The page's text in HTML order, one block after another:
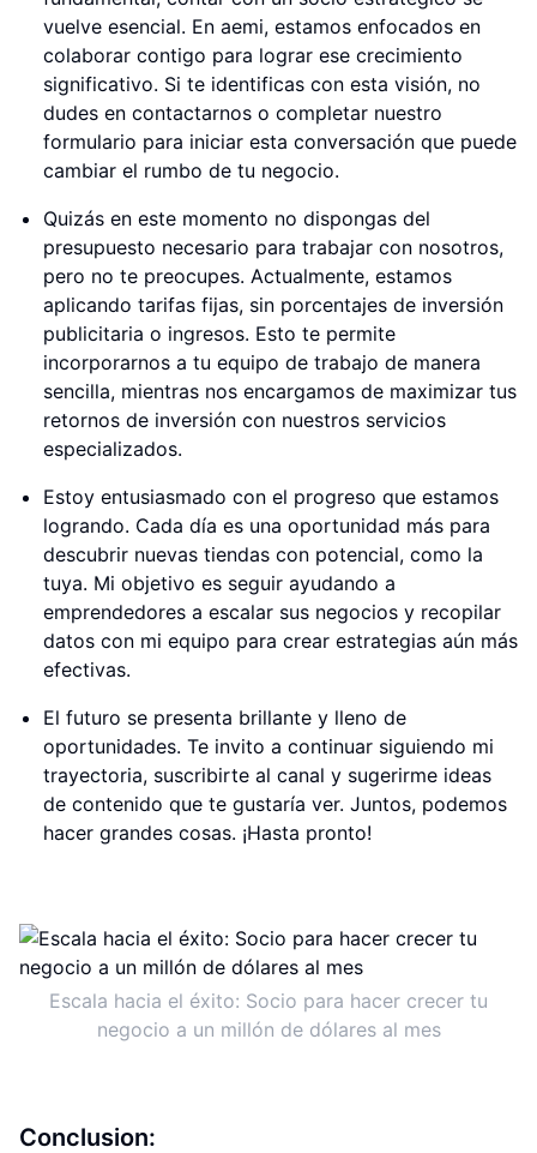
vuelve esencial. En aemi, estamos enfocados en
colaborar contigo para lograr ese crecimiento
significativo. Si te identificas con esta visión, no
dudes en contactarnos o completar nuestro
formulario para iniciar esta conversación que puede
cambiar el rumbo de tu negocio.
Quizás en este momento no dispongas del
presupuesto necesario para trabajar con nosotros,
pero no te preocupes. Actualmente, estamos
aplicando tarifas fijas, sin porcentajes de inversión
publicitaria o ingresos. Esto te permite
incorporarnos a tu equipo de trabajo de manera
sencilla, mientras nos encargamos de maximizar tus
retornos de inversión con nuestros servicios
especializados.
Estoy entusiasmado con el progreso que estamos
logrando. Cada día es una oportunidad más para
descubrir nuevas tiendas con potencial, como la
tuya. Mi objetivo es seguir ayudando a
emprendedores a escalar sus negocios y recopilar
datos con mi equipo para crear estrategias aún más
efectivas.
El futuro se presenta brillante y lleno de
oportunidades. Te invito a continuar siguiendo mi
trayectoria, suscribirte al canal y sugerirme ideas
de contenido que te gustaría ver. Juntos, podemos
hacer grandes cosas. ¡Hasta pronto!
Escala hacia el éxito: Socio para hacer crecer tu
negocio a un millón de dólares al mes
Conclusion: